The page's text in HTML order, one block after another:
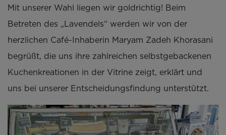
Mit unserer Wahl liegen wir goldrichtig! Beim
Betreten des „Lavendels“ werden wir von der
herzlichen Café-Inhaberin Maryam Zadeh Khorasani
begrüßt, die uns ihre zahlreichen selbstgebackenen
Kuchenkreationen in der Vitrine zeigt, erklärt und
uns bei unserer Entscheidungsfindung unterstützt.